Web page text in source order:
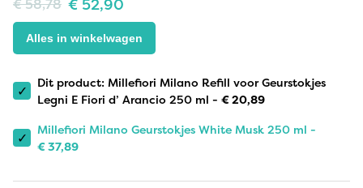
€58,78 € 52,90
Alles in winkelwagen
✓
Dit product: Millefiori Milano Refill voor Geurstokjes
Legni E Fiori d’ Arancio 250 ml - €20,89
✓
Millefiori Milano Geurstokjes White Musk 250 ml -
€37,89